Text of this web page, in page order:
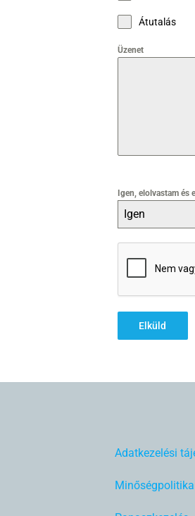
Átutalás
Üzenet
Igen, elolvastam és
Igen
Elküld
Adatkezelési
Minőségpolitika